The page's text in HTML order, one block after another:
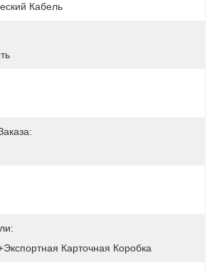
Кабель
Карточная Коробка